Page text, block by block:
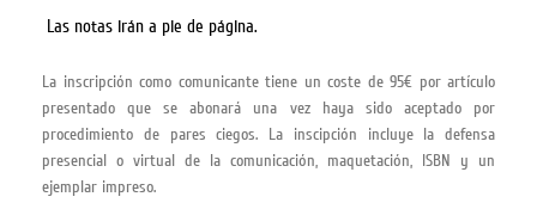
Las notas irán a pie de página.
La inscripción como comunicante tiene un coste de 95€ por artículo
presentado que se abonará una vez haya sido aceptado por
procedimiento de pares ciegos. La inscipción incluye la defensa
presencial o virtual de la comunicación, maquetación, ISBN y un
ejemplar impreso.